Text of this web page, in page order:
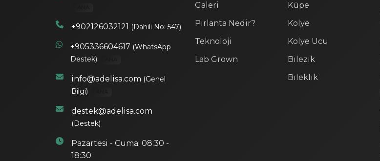
+902126032121 (Dahili No: 547)
+905336604617 (WhatsApp
Destek)
info@adelisa.com (Genel
Bilgi)
destek@adelisa.com
(Destek)
Pazartesi - Cuma: 08:30 -
18:30
Galeri
Pırlanta Nedir?
Teknoloji
Lab Grown
Küpe
Kolye
Kolye Ucu
Bilezik
Bileklik